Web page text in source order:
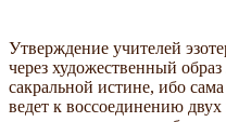
Утверждение учителей
через художественный
сакральной истине, ибо
ведет к воссоединению